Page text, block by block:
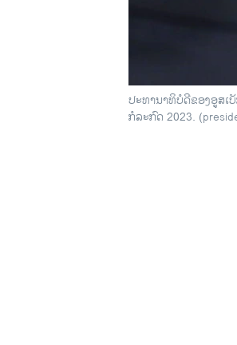
ປະທານາທິບໍດີຂອງອູສເ
ກໍລະກົດ 2023.